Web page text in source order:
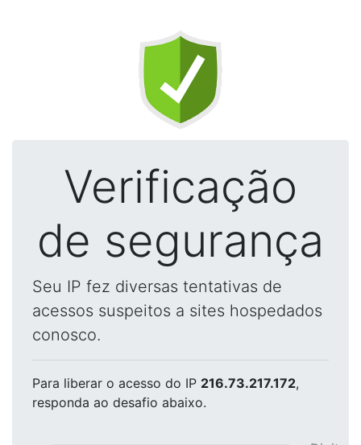
Verificação
de segurança
Seu IP fez diversas tentativas de
acessos suspeitos a sites hospedados
conosco.
Para liberar o acesso do IP 216.73.217.172,
responda ao desafio abaixo.